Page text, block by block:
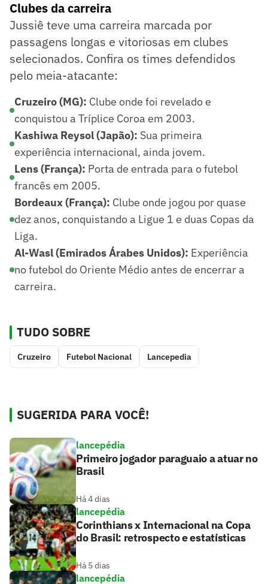
Clubes da carreira
Jussiê teve uma carreira marcada por
passagens longas e vitoriosas em clubes
selecionados. Confira os times defendidos
pelo meia-atacante:
Cruzeiro (MG): Clube onde foi revelado e
conquistou a Tríplice Coroa em 2003.
Kashiwa Reysol (Japão): Sua primeira
experiência internacional, ainda jovem.
Lens (França): Porta de entrada para o futebol
francês em 2005.
Bordeaux (França): Clube onde jogou por quase
dez anos, conquistando a Ligue 1 e duas Copas da
Liga.
Al-Wasl (Emirados Árabes Unidos): Experiência
no futebol do Oriente Médio antes de encerrar a
carreira.
TUDO SOBRE
Cruzeiro Futebol Nacional Lancepedia
SUGERIDA PARA VOCÊ!
lancepédia
Primeiro jogador paraguaio a atuar no
Brasil
Há 4 dias
lancepédia
Corinthians x Internacional na Copa
do Brasil: retrospecto e estatísticas
Há 5 dias
lancepédia